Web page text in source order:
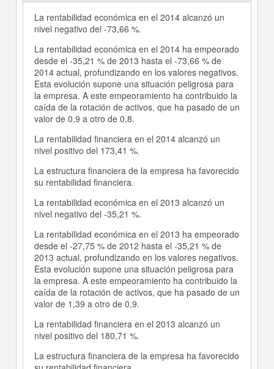
La rentabilidad económica en el 2014 alcanzó un
nivel negativo del -73,66 %.
La rentabilidad económica en el 2014 ha empeorado
desde el -35,21 % de 2013 hasta el -73,66 % de
2014 actual, profundizando en los valores negativos.
Esta evolución supone una situación peligrosa para
la empresa. A este empeoramiento ha contribuido la
caída de la rotación de activos, que ha pasado de un
valor de 0,9 a otro de 0,8.
La rentabilidad financiera en el 2014 alcanzó un
nivel positivo del 173,41 %.
La estructura financiera de la empresa ha favorecido
su rentabilidad financiera.
La rentabilidad económica en el 2013 alcanzó un
nivel negativo del -35,21 %.
La rentabilidad económica en el 2013 ha empeorado
desde el -27,75 % de 2012 hasta el -35,21 % de
2013 actual, profundizando en los valores negativos.
Esta evolución supone una situación peligrosa para
la empresa. A este empeoramiento ha contribuido la
caída de la rotación de activos, que ha pasado de un
valor de 1,39 a otro de 0,9.
La rentabilidad financiera en el 2013 alcanzó un
nivel positivo del 180,71 %.
La estructura financiera de la empresa ha favorecido